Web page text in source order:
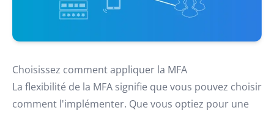
Choisissez comment appliquer la MFA
La flexibilité de la MFA signifie que vous pouvez choisir
comment l'implémenter. Que vous optiez pour une